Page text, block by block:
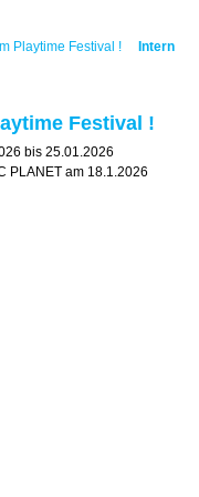
Playtime Festival ! Intern
Festival !
bis 25.01.2026
PLANET am 18.1.2026